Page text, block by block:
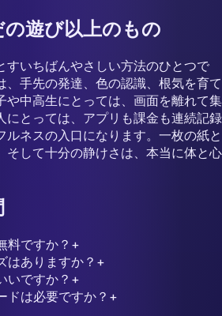
遊び以上のもの
すいちばんやさしい方法のひとつで
、手先の発達、色の認識、根気を育て
や中高生にとっては、画面を離れて集
にとっては、アプリも課金も連続記録
ルネスの入口になります。一枚の紙と
そして十分の静けさは、本当に体と心
料ですか？ +
はありますか？ +
いですか？ +
ドは必要ですか？ +